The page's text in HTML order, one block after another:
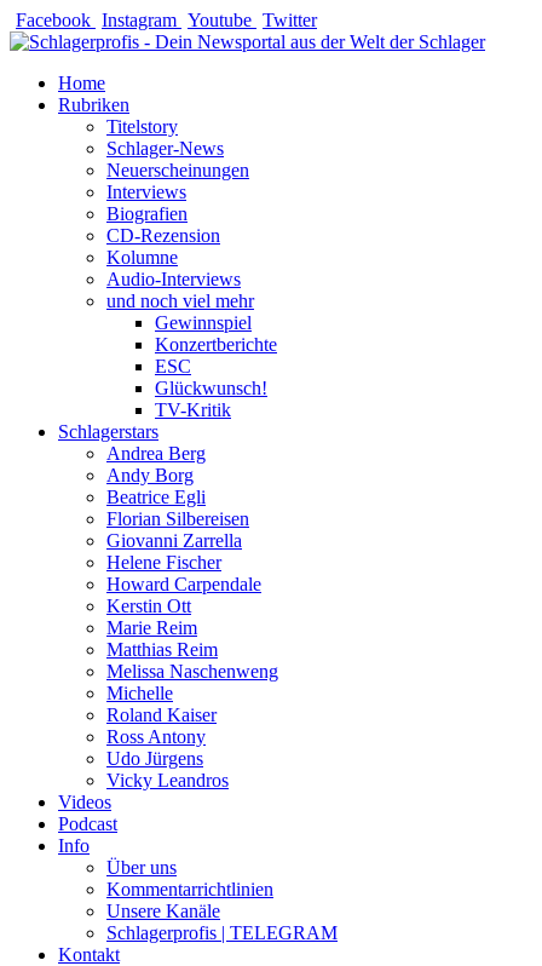
Zum
Inhalt
Facebook Instagram Youtube Twitter
Home
Rubriken
Titelstory
Schlager-News
Neuerscheinungen
Interviews
Biografien
CD-Rezension
Kolumne
Audio-Interviews
und noch viel mehr
Gewinnspiel
Konzertberichte
ESC
Glückwunsch!
TV-Kritik
Schlagerstars
Andrea Berg
Andy Borg
Beatrice Egli
Florian Silbereisen
Giovanni Zarrella
Helene Fischer
Howard Carpendale
Kerstin Ott
Marie Reim
Matthias Reim
Melissa Naschenweng
Michelle
Roland Kaiser
Ross Antony
Udo Jürgens
Vicky Leandros
Videos
Podcast
Info
Über uns
Kommentarrichtlinien
Unsere Kanäle
Schlagerprofis | TELEGRAM
Kontakt